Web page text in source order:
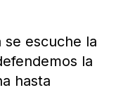
se escuche la
la
hasta